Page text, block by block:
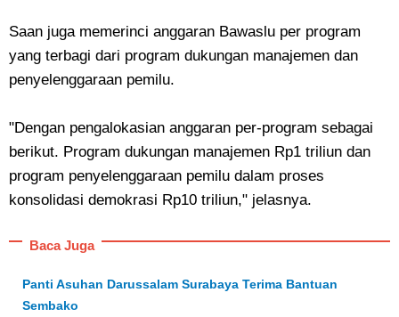
Saan juga memerinci anggaran Bawaslu per program
yang terbagi dari program dukungan manajemen dan
penyelenggaraan pemilu.
"Dengan pengalokasian anggaran per-program sebagai
berikut. Program dukungan manajemen Rp1 triliun dan
program penyelenggaraan pemilu dalam proses
konsolidasi demokrasi Rp10 triliun," jelasnya.
Baca Juga
Panti Asuhan Darussalam Surabaya Terima Bantuan
Sembako